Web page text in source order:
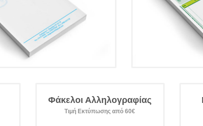
Φάκελοι Αλληλογραφίας
Τιμή Εκτύπωσης από 60€